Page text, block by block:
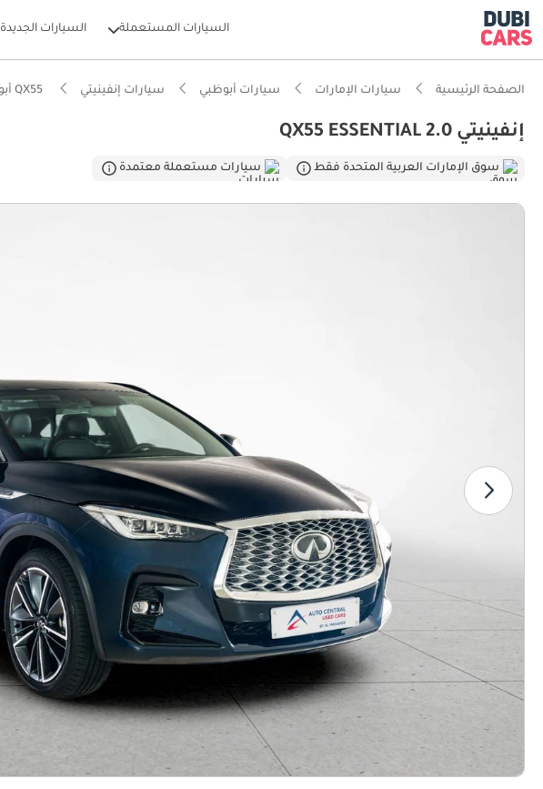
السيارات المستعملة السيارات الجديدة
الصفحة الرئيسية سيارات الإمارات سيارات أبوظبي سيارات إنفينيتي
إنفينيتي QX55 ESSENTIAL 2.0
سوق الإمارات العربية المتحدة فقط سيارات مستعملة معتمدة
ذكاء دوبيكارز